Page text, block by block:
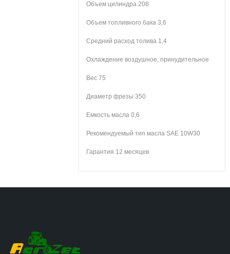
Объем цилиндра 208
Объем топливного бака 3,6
Средний расход толива 1,4
Охлаждение воздушное, принудительное
Вес 75
Диаметр фрезы 350
Емкость масла 0,6
Рекомендуемый тип масла SAE 10W30
Гарантия 12 месяцев